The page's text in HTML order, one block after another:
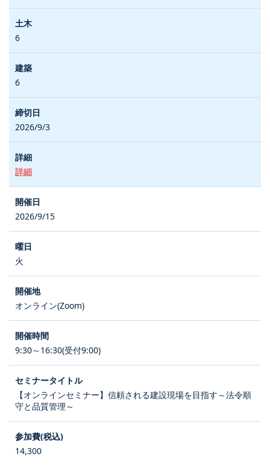
6
6
2026/9/3
詳細
2026/9/15
火
オンライン(Zoom)
9:30～16:30(受付9:00)
【オンラインセミナー】信頼される建設現場を目指す～法令順
守と品質管理～
14,300